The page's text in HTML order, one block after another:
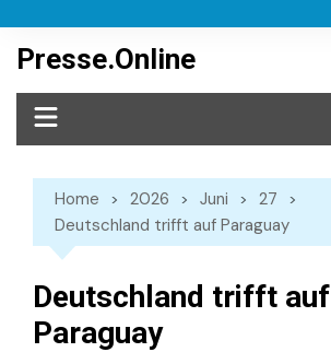
content
Presse.Online
Home 2026 Juni
27
Deutschland trifft auf Paraguay
Deutschland trifft auf
Paraguay